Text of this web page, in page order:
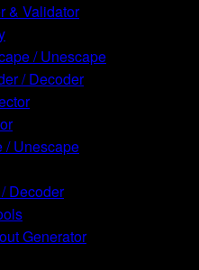
& Validator
/ Unescape
/ Decoder
/ Unescape
Decoder
Generator